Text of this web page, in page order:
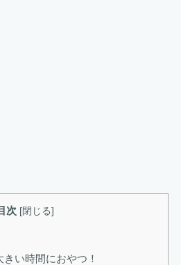
次 [閉じる]
い時間におやつ！